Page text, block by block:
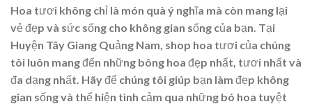
Hoa tươi không chỉ là món quà ý nghĩa mà còn mang lại
vẻ đẹp và sức sống cho không gian sống của bạn. Tại
Huyện Tây Giang Quảng Nam, shop hoa tươi của chúng
tôi luôn mang đến những bông hoa đẹp nhất, tươi nhất và
đa dạng nhất. Hãy để chúng tôi giúp bạn làm đẹp không
gian sống và thể hiện tình cảm qua những bó hoa tuyệt